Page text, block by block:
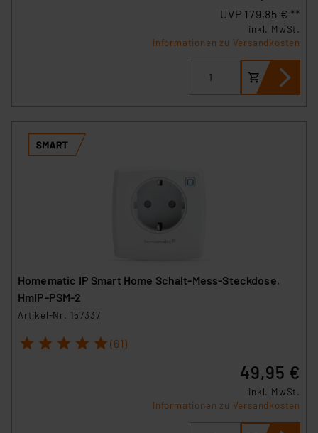
UVP 179,85 € **
inkl. MwSt.
Informationen zu Versandkosten
Homematic IP Smart Home Schalt-Mess-Steckdose,
HmIP-PSM-2
Artikel-Nr. 157337
1 2 3 4 5 (61)
49,95 €
inkl. MwSt.
Informationen zu Versandkosten